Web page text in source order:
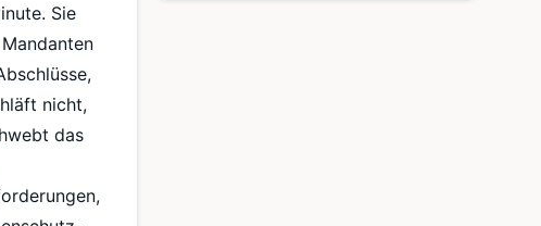
Sie
nicht,
das